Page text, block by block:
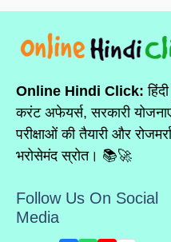
Online Hindi Click:
करंट अफेयर्स, सरकारी
परीक्षाओं की तैयारी और
भरोसेमंद स्रोत। 📚🚀
Follow Us On Social
Media